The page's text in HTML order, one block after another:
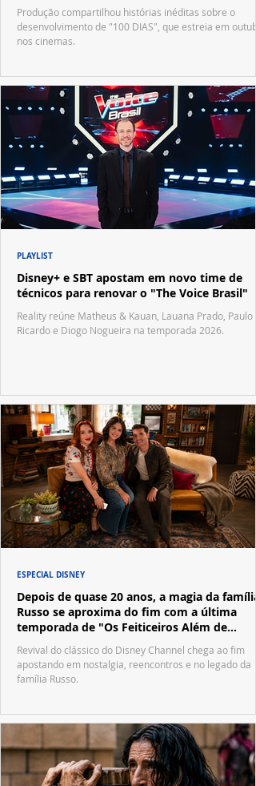
Produção compartilhou histórias inéditas sobre o
desenvolvimento de "100 DIAS", que estreia em
nos cinemas.
Disney+ e SBT apostam em novo time de
técnicos para renovar o "The Voice Brasil"
Reality reúne Matheus & Kauan, Lauana Prado, Paulo
Ricardo e Diogo Nogueira na temporada 2026.
PLAYLIST
Depois de quase 20 anos, a magia da família
Russo se aproxima do fim com a última
temporada de "Os Feiticeiros Além de
Waverly Place"
Revival do clássico do Disney Channel chega ao fim
apostando em nostalgia, reencontros e no legado da
família Russo.
ESPECIAL DISNEY